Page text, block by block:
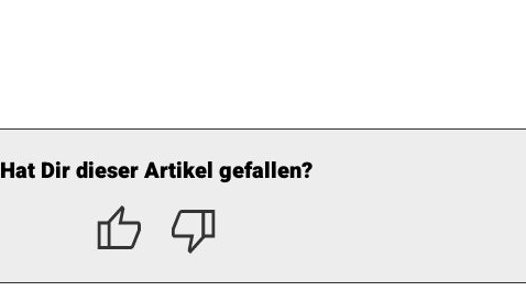
Hat Dir dieser Artikel gefallen?